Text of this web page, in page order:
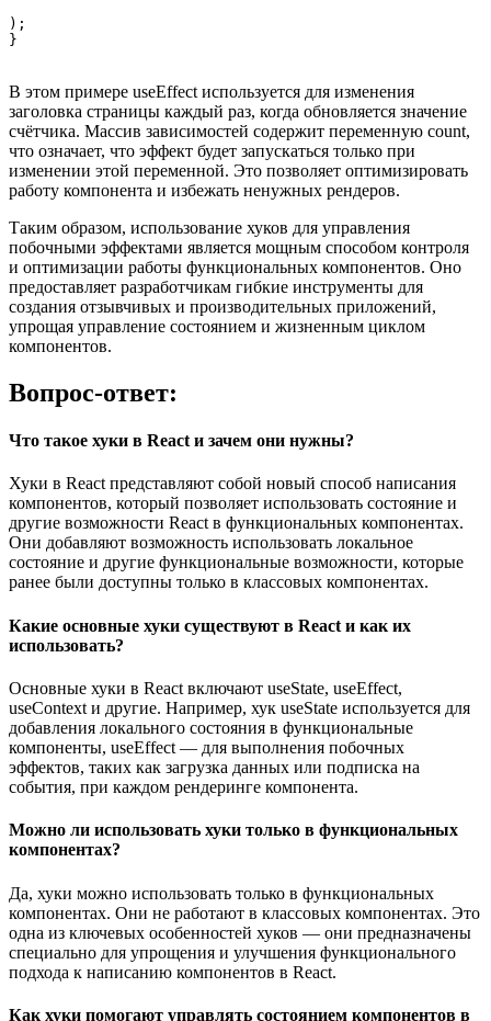
);
В этом примере useEffect используется для изменения
заголовка страницы каждый раз, когда обновляется значение
счётчика. Массив зависимостей содержит переменную count,
что означает, что эффект будет запускаться только при
изменении этой переменной. Это позволяет оптимизировать
работу компонента и избежать ненужных рендеров.
Таким образом, использование хуков для управления
побочными эффектами является мощным способом контроля
и оптимизации работы функциональных компонентов. Оно
предоставляет разработчикам гибкие инструменты для
создания отзывчивых и производительных приложений,
упрощая управление состоянием и жизненным циклом
компонентов.
Вопрос-ответ:
Что такое хуки в React и зачем они нужны?
Хуки в React представляют собой новый способ написания
компонентов, который позволяет использовать состояние и
другие возможности React в функциональных компонентах.
Они добавляют возможность использовать локальное
состояние и другие функциональные возможности, которые
ранее были доступны только в классовых компонентах.
Какие основные хуки существуют в React и как их
использовать?
Основные хуки в React включают useState, useEffect,
useContext и другие. Например, хук useState используется для
добавления локального состояния в функциональные
компоненты, useEffect — для выполнения побочных
эффектов, таких как загрузка данных или подписка на
события, при каждом рендеринге компонента.
Можно ли использовать хуки только в функциональных
компонентах?
Да, хуки можно использовать только в функциональных
компонентах. Они не работают в классовых компонентах. Это
одна из ключевых особенностей хуков — они предназначены
специально для упрощения и улучшения функционального
подхода к написанию компонентов в React.
Как хуки помогают управлять состоянием компонентов в